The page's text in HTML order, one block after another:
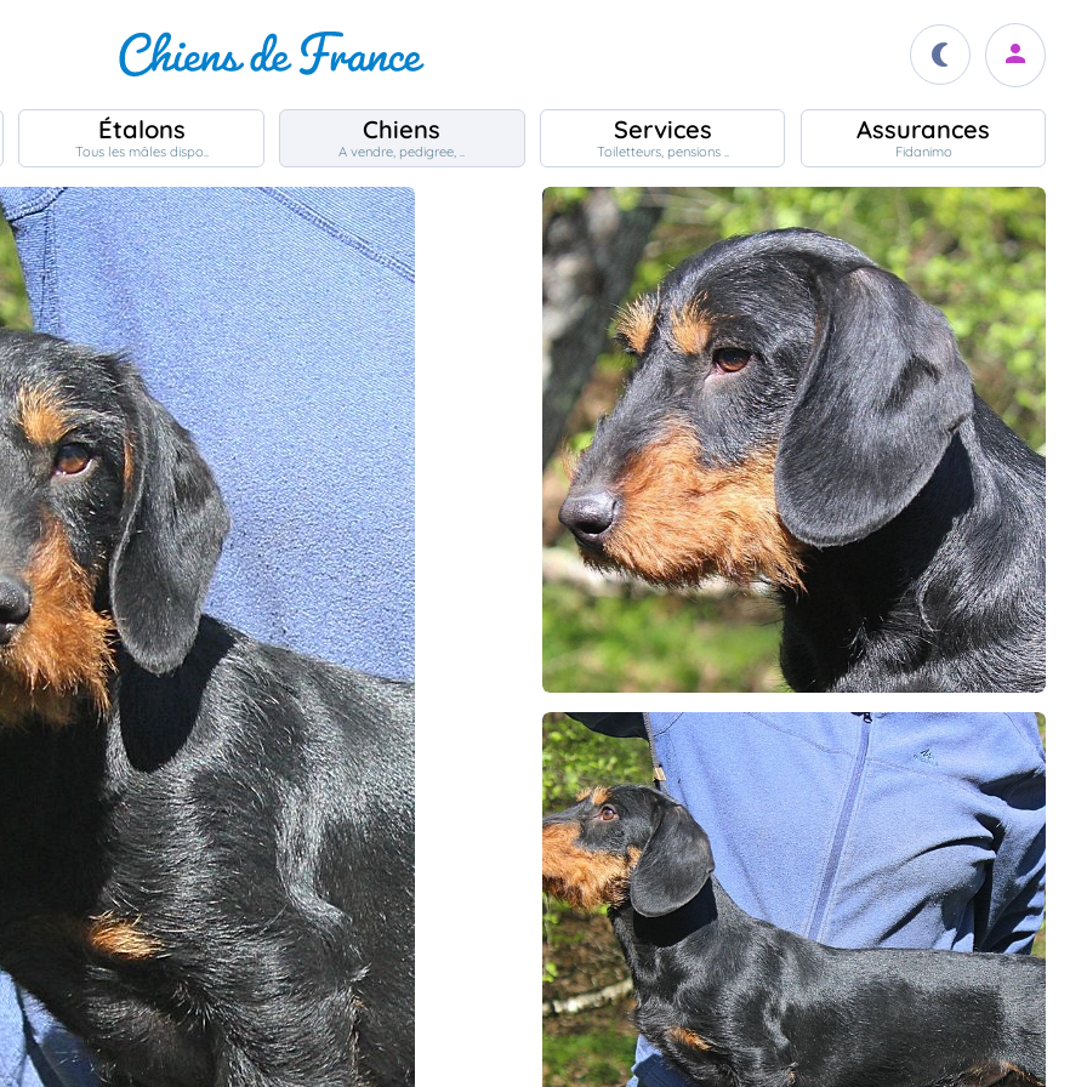
Étalons
Tous les mâles dispo..
Chiens
A vendre, pedigree, ..
Services
Toiletteurs, pensions ..
Assurances
Fidanimo